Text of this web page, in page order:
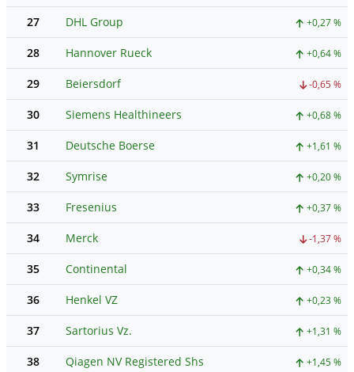
27 DHL Group +0,27 %
28 Hannover Rueck +0,64 %
29 Beiersdorf -0,65 %
30 Siemens Healthineers +0,68 %
31 Deutsche Boerse +1,61 %
32 Symrise +0,20 %
33 Fresenius +0,37 %
34 Merck -1,37 %
35 Continental +0,34 %
36 Henkel VZ +0,23 %
37 Sartorius Vz. +1,31 %
38 Qiagen NV Registered Shs +1,45 %